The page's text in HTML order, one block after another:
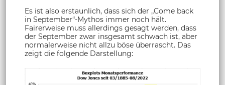
Es ist also erstaunlich, dass sich der „Come back
in September“-Mythos immer noch hält.
Fairerweise muss allerdings gesagt werden, dass
der September zwar insgesamt schwach ist, aber
normalerweise nicht allzu böse überrascht. Das
zeigt die folgende Darstellung: